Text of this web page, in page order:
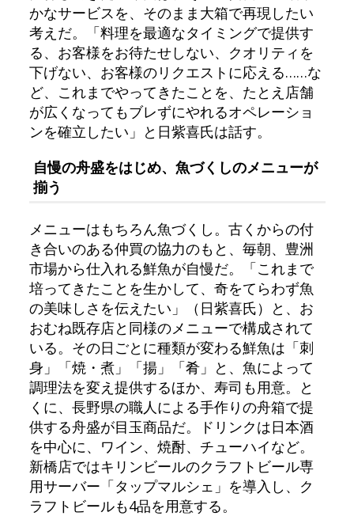
かなサービスを、そのまま大箱で再現したい
考えだ。「料理を最適なタイミングで提供す
る、お客様をお待たせしない、クオリティを
下げない、お客様のリクエストに応える……な
ど、これまでやってきたことを、たとえ店舗
が広くなってもブレずにやれるオペレーショ
ンを確立したい」と日紫喜氏は話す。
自慢の舟盛をはじめ、魚づくしのメニューが
揃う
メニューはもちろん魚づくし。古くからの付
き合いのある仲買の協力のもと、毎朝、豊洲
市場から仕入れる鮮魚が自慢だ。「これまで
培ってきたことを生かして、奇をてらわず魚
の美味しさを伝えたい」（日紫喜氏）と、お
おむね既存店と同様のメニューで構成されて
いる。その日ごとに種類が変わる鮮魚は「刺
身」「焼・煮」「揚」「肴」と、魚によって
調理法を変え提供するほか、寿司も用意。と
くに、長野県の職人による手作りの舟箱で提
供する舟盛が目玉商品だ。ドリンクは日本酒
を中心に、ワイン、焼酎、チューハイなど。
新橋店ではキリンビールのクラフトビール専
用サーバー「タップマルシェ」を導入し、ク
ラフトビールも4品を用意する。